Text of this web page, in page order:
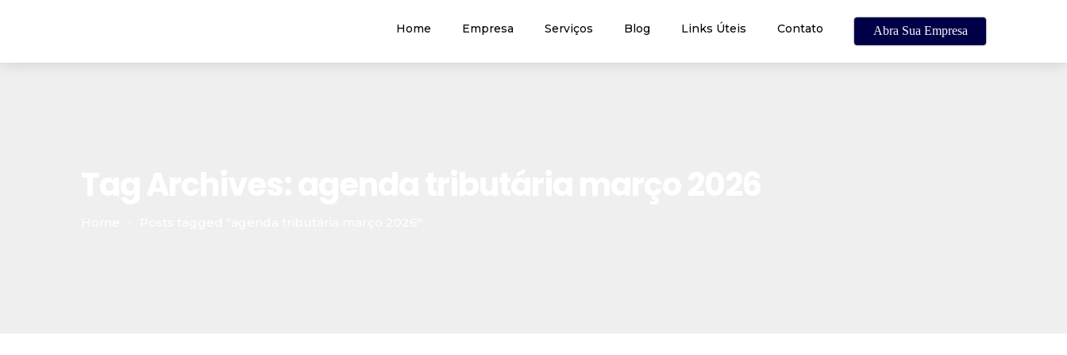
Home Empresa Serviços Blog Links Úteis Contato Abra Sua Empresa